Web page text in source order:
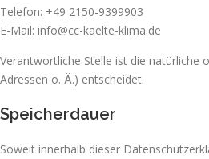
Telefon: +49 2150-9399903
E-Mail: info@cc-kaelte-klima.de
Verantwortliche Stelle ist die natürliche
Adressen o. Ä.) entscheidet.
Speicherdauer
Soweit innerhalb dieser